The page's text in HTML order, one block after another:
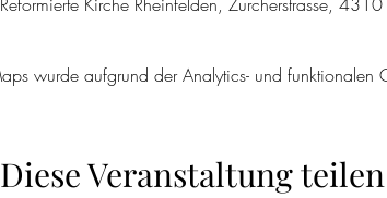
wurde aufgrund der Analytics- und funktionalen
Diese Veranstaltung teilen